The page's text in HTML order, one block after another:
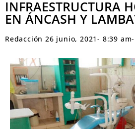
INFRAESTRUCTURA
EN ÁNCASH Y
Redacción 26 junio, 2021- 8:39 am-